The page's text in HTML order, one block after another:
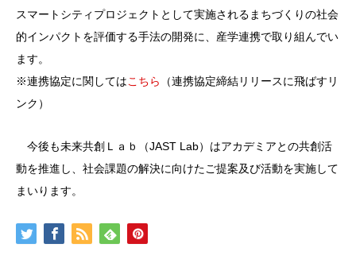
スマートシティプロジェクトとして実施されるまちづくりの社会
的インパクトを評価する手法の開発に、産学連携で取り組んでい
ます。
※連携協定に関してはこちら
（連携協定締結リリースに飛ばすリ
ンク）
今後も未来共創Ｌａｂ（JAST Lab）はアカデミアとの共創活
動を推進し、社会課題の解決に向けたご提案及び活動を実施して
まいります。